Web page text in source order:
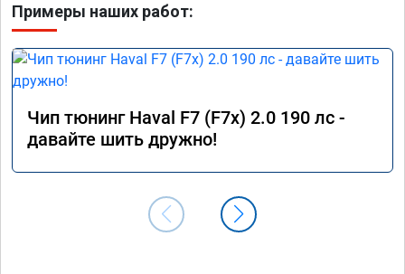
Примеры наших работ:
Чип тюнинг Haval F7 (F7x) 2.0 190 лс -
давайте шить дружно!